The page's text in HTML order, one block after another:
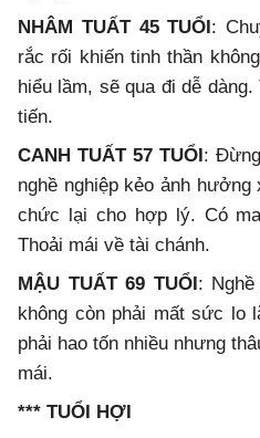
NHÂM TUẤT 45 TUỔI:
rắc rối khiến tinh thần
hiểu lầm, sẽ qua đi dễ
tiến.
CANH TUẤT 57 TUỔI:
nghề nghiệp kẻo ảnh
chức lại cho hợp lý. Có
Thoải mái về tài chánh.
MẬU TUẤT 69 TUỔI:
không còn phải mất sức lo
phải hao tốn nhiều nhưng
mái.
*** TUỔI HỢI